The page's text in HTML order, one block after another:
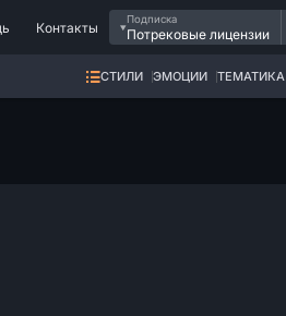
Контакты
Подписка
Потрековые лицензии
СТИЛИ ЭМОЦИИ ТЕМАТИКА